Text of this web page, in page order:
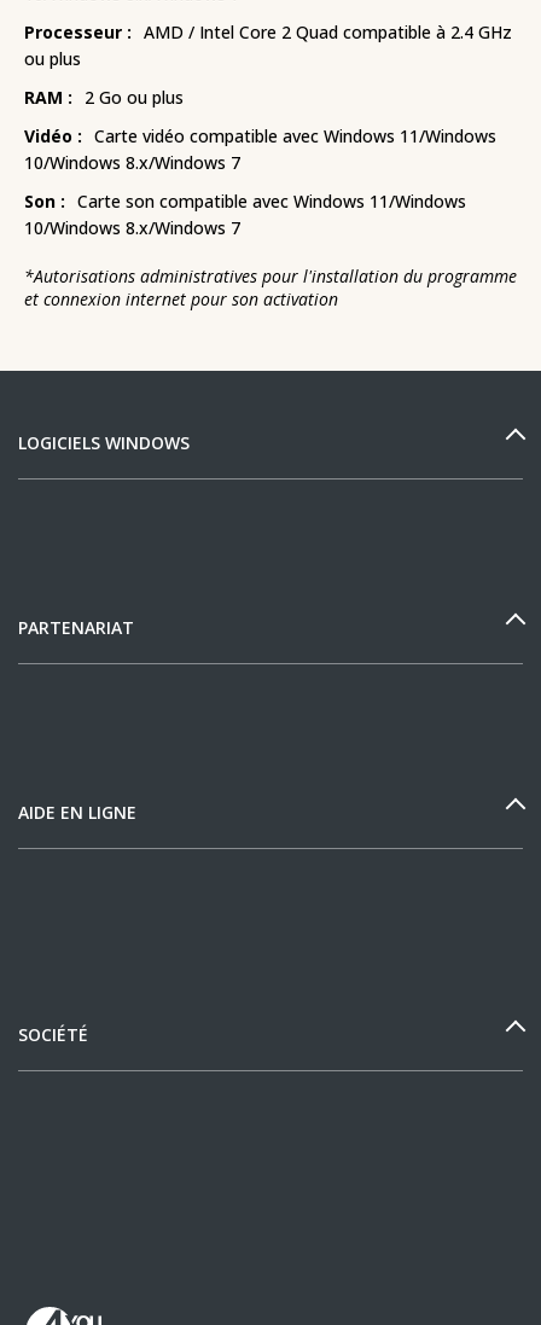
Processeur : AMD / Intel Core 2 Quad compatible à 2.4 GHz
ou plus
RAM :
2 Go ou plus
Vidéo : Carte vidéo compatible avec Windows 11/Windows
10/Windows 8.x/Windows 7
Son : Carte son compatible avec Windows 11/Windows
10/Windows 8.x/Windows 7
*Autorisations administratives pour l'installation du programme
et connexion internet pour son activation
LOGICIELS WINDOWS
PARTENARIAT
AIDE EN LIGNE
SOCIÉTÉ